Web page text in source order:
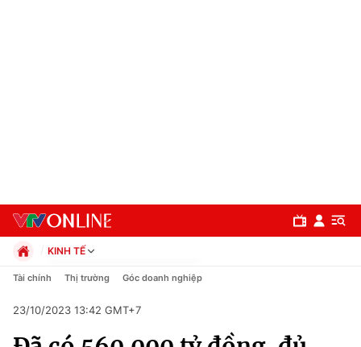
Chuyên mục
KINH TẾ
Chính trị
Pháp luật
Kinh tế
Tài chính Thị trường Góc doanh nghiệp
23/10/2023 13:42 GMT+7